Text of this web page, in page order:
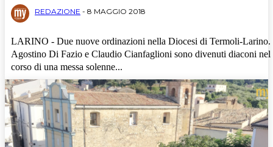
REDAZIONE - 8 MAGGIO 2018
LARINO - Due nuove ordinazioni nella Diocesi di Termoli-Larino.
Agostino Di Fazio e Claudio Cianfaglioni sono divenuti diaconi nel
corso di una messa solenne...